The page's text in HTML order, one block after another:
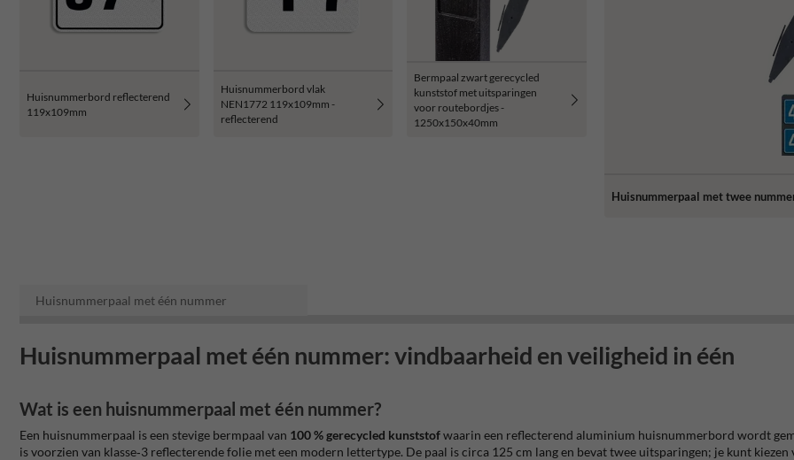
Huisnummerbord reflecterend
119x109mm
Huisnummerbord vlak
NEN1772 119x109mm -
reflecterend
Bermpaal zwart gerecycled
kunststof met uitsparingen
voor routebordjes -
1250x150x40mm
Huisnummerpaal met twee
Huisnummerpaal met één nummer
Huisnummerpaal met één nummer: vindbaarheid en veiligheid in één
Wat is een huisnummerpaal met één nummer?
Een huisnummerpaal is een stevige bermpaal van 100 % gerecycled kunststofwaarin een reflecterend aluminium huisnummerbord wordt
is voorzien van klasse‑3 reflecterende folie met een modern lettertype. De paal is circa 125 cm lang en bevat twee uitsparingen; je kunt